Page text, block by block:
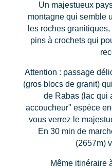
Un majestueux
montagne qui semble
les roches
pins à crochets qui
Attention : passage
(gros blocs de granit)
de Rabas (lac qui
accoucheur" espèce
vous verrez le
En 30 min de
(2657m)
Même itinéraire